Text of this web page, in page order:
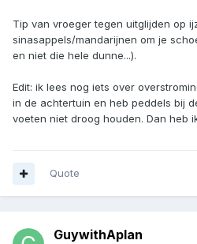
Tip van vroeger tegen uitglijden op
sinasappels/mandarijnen om je
en niet die hele dunne...).
Edit: ik lees nog iets over
in de achtertuin en heb peddels bij
voeten niet droog houden. Dan heb
Quote
GuywithAplan